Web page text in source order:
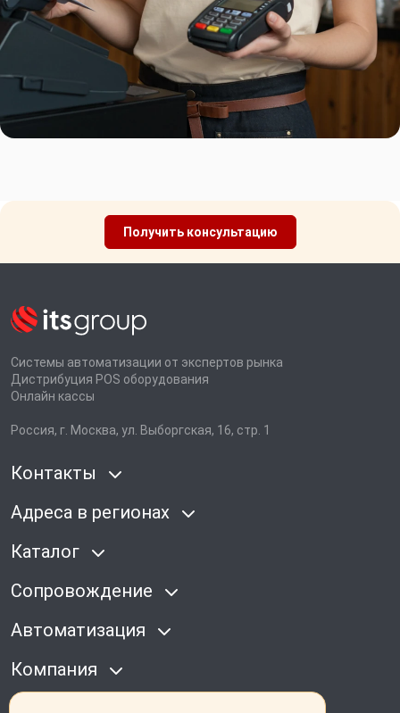
Получить консультацию
Системы автоматизации от экспертов рынка
Дистрибуция POS оборудования
Онлайн кассы
Россия, г. Москва, ул. Выборгская, 16, стр. 1
Контакты
Адреса в регионах
Каталог
Сопровождение
Автоматизация
Компания